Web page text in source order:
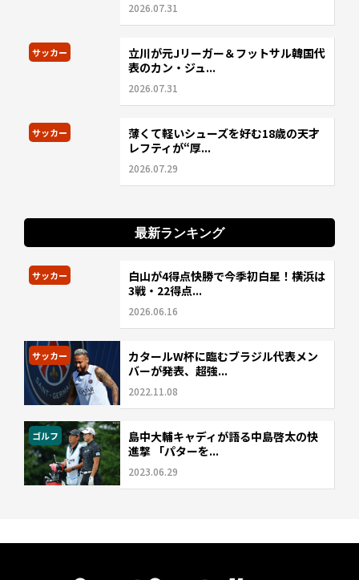
2026.07.31
サッカー
立川が元Jリーガー＆フットサル韓国代
表のカン・ジュ...
2026.07.31
サッカー
薄くて軽いシューズを好む18歳の天才
レフティが“厚...
2026.07.29
最新ランキング
サッカー
白山が4得点快勝で今季初白星！横浜は
3戦・22得点...
2026.06.16
サッカー
カタールW杯に臨むブラジル代表メン
バーが発表、超強...
2022.11.08
ゴルフ
島中大輔キャディが語る中島啓太の快
進撃 「パターを...
2023.06.29